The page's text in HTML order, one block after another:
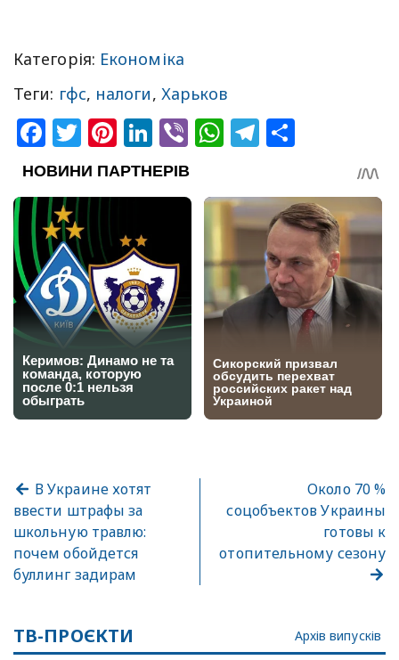
Категорія: Економіка
Теги: гфс, налоги, Харьков
Facebook
Twitter
Pinterest
LinkedIn
ViberWhatsApp
Telegram
В Украине хотят
ввести штрафы за
школьную травлю:
почем обойдется
буллинг задирам
Около 70 %
соцобъектов Украины
готовы к
отопительному сезону
ТВ-ПРОЄКТИ Архів випусків